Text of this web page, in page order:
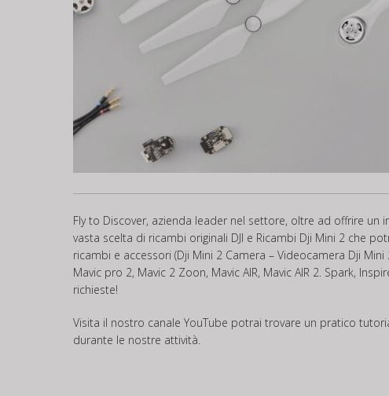
Fly to Discover, azienda leader nel settore, oltre ad offrire
vasta scelta di ricambi originali DJI e Ricambi Dji Mini 2 che
ricambi e accessori (Dji Mini 2 Camera – Videocamera Dji
Mavic pro 2, Mavic 2 Zoon, Mavic AIR, Mavic AIR 2. Spark,
richieste!
Visita il nostro canale YouTube potrai trovare un pratico
durante le nostre attività.